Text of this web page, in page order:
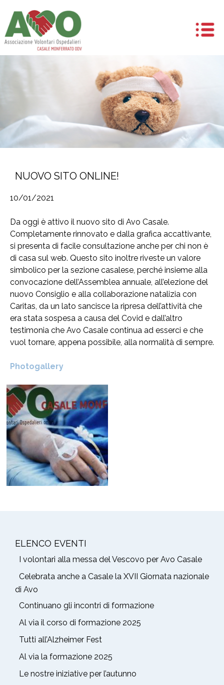
NUOVO SITO ONLINE!
10/01/2021
Da oggi è attivo il nuovo sito di Avo Casale.
Completamente rinnovato e dalla grafica accattivante,
si presenta di facile consultazione anche per chi non è
di casa sul web. Questo sito inoltre riveste un valore
simbolico per la sezione casalese, perché insieme alla
convocazione dell’Assemblea annuale, all’elezione del
nuovo Consiglio e alla collaborazione natalizia con
Caritas, da un lato sancisce la ripresa dell’attività che
era stata sospesa a causa del Covid e dall’altro
testimonia che Avo Casale continua ad esserci e che
vuol tornare, appena possibile, alla normalità di sempre.
Photogallery
ELENCO EVENTI
I volontari alla messa del Vescovo per Avo Casale
Celebrata anche a Casale la XVII Giornata nazionale
di Avo
Continuano gli incontri di formazione
Al via il corso di formazione 2025
Tutti all’Alzheimer Fest
Al via la formazione 2025
Le nostre iniziative per l’autunno